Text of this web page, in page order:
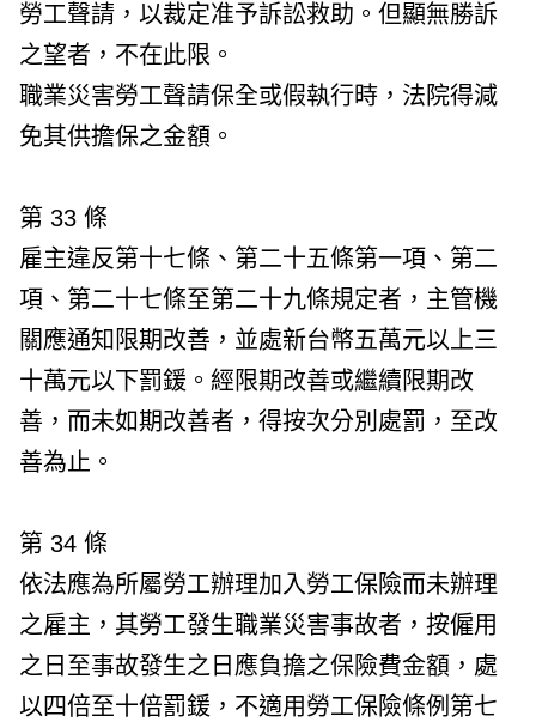
勞工聲請，以裁定准予訴訟救助。但顯無勝訴
之望者，不在此限。
職業災害勞工聲請保全或假執行時，法院得減
免其供擔保之金額。
第 33 條
雇主違反第十七條、第二十五條第一項、第二
項、第二十七條至第二十九條規定者，主管機
關應通知限期改善，並處新台幣五萬元以上三
十萬元以下罰鍰。經限期改善或繼續限期改
善，而未如期改善者，得按次分別處罰，至改
善為止。
第 34 條
依法應為所屬勞工辦理加入勞工保險而未辦理
之雇主，其勞工發生職業災害事故者，按僱用
之日至事故發生之日應負擔之保險費金額，處
以四倍至十倍罰鍰，不適用勞工保險條例第七